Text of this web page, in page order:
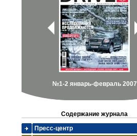
№1-2 январь-февраль 2007
Содержание журнала
Пресс-центр